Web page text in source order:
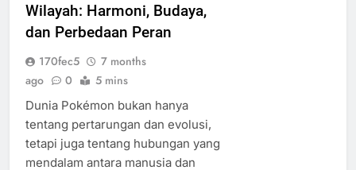
Wilayah: Harmoni, Budaya,
dan Perbedaan Peran
170fec5
7 months
ago
0 5 mins
Dunia Pokémon bukan hanya
tentang pertarungan dan evolusi,
tetapi juga tentang hubungan yang
mendalam antara manusia dan